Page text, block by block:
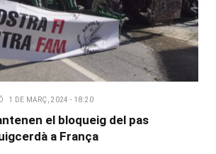
1 DE MARÇ, 2024 - 18:20
el bloqueig del pas
a França